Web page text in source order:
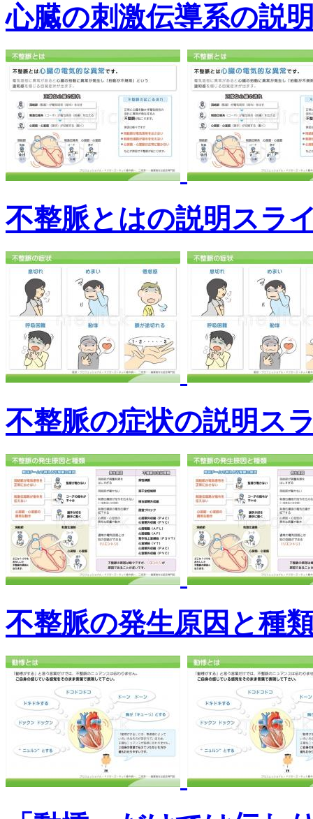
心臓の刺激伝導系の説
不整脈とはの説明スラ
不整脈の症状の説明ス
不整脈の発生原因と種